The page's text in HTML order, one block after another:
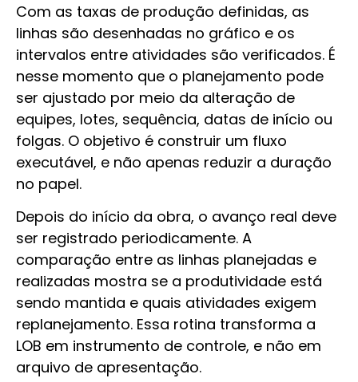
Com as taxas de produção definidas, as
linhas são desenhadas no gráfico e os
intervalos entre atividades são verificados. É
nesse momento que o planejamento pode
ser ajustado por meio da alteração de
equipes, lotes, sequência, datas de início ou
folgas. O objetivo é construir um fluxo
executável, e não apenas reduzir a duração
no papel.
Depois do início da obra, o avanço real deve
ser registrado periodicamente. A
comparação entre as linhas planejadas e
realizadas mostra se a produtividade está
sendo mantida e quais atividades exigem
replanejamento. Essa rotina transforma a
LOB em instrumento de controle, e não em
arquivo de apresentação.